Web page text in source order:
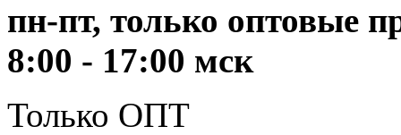
пн-пт, только оптовые
8:00 - 17:00 мск
Только ОПТ